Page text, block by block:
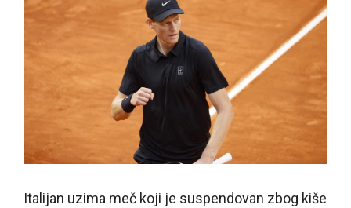
Italijan uzima meč koji je suspendovan zbog kiše